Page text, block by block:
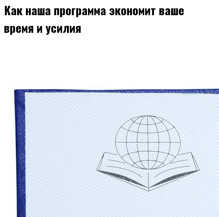
Как наша программа экономит ваше
время и усилия